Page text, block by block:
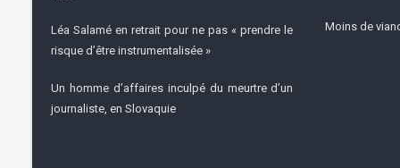
Léa Salamé en retrait pour ne pas « prendre le
risque d’être instrumentalisée »
Un homme d’affaires inculpé du meurtre d’un
journaliste, en Slovaquie
Moins de